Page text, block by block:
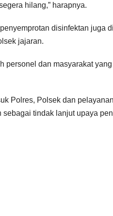
hilang,” harapnya.
disinfektan juga
jajaran.
personel dan masyarakat
Polres, Polsek dan
tindak lanjut upaya